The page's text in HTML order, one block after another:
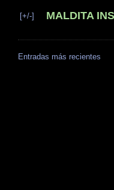
[+/-] MALDITA
Entradas más recientes